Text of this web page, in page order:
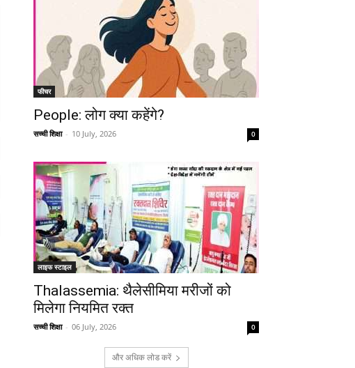
फीचर
People: लोग क्या कहेंगे?
सच्ची शिक्षा - 10 July, 2026 0
लाइफ स्टाइल
Thalassemia: थैलेसीमिया मरीजों को
मिलेगा नियमित रक्त
सच्ची शिक्षा - 06 July, 2026 0
और अधिक लोड करें